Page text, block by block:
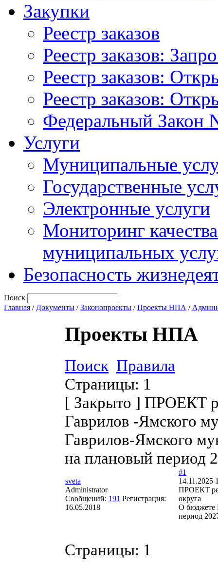
Закупки
Реестр заказов
Реестр заказов:
Реестр заказов:
Реестр заказов:
Федеральный Закон
Услуги
Муниципальные
Государственные
Электронные услуги
Мониторинг
муниципальных
Безопасность
Поиск
Главная / Документы /Законопроекты /Проекты НПА /
Проекты НПА
Поиск Правила
Страницы: 1
[ Закрыто ] ПРОЕКТ
Гаврилов -Ямского
Гаврилов-Ямского
на плановый период
sveta
Administrator
Сообщений: 191 Регистрация:
16.05.2018
#1
14.11.2025
ПРОЕКТ
округа
О бюджете
период
Страницы: 1